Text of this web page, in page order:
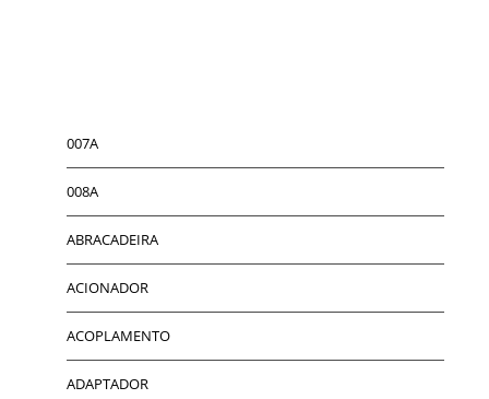
007A
008A
ABRACADEIRA
ACIONADOR
ACOPLAMENTO
ADAPTADOR